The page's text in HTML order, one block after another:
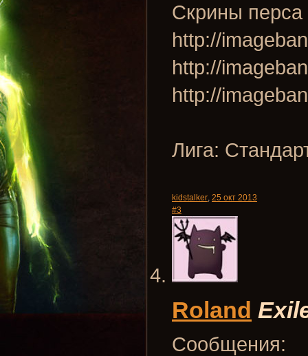
Скрины перса
http://
http://
http://
Лига:
kidstalker, 25 окт 2013
#3
Roland
Сообщения: